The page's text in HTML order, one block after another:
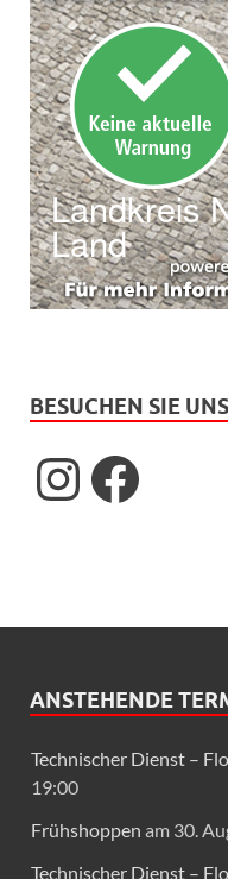
BESUCHEN SIE
ANSTEHENDE
Technischer Dienst –
19:00
Frühshoppen am 30.
Technischer Dienst –